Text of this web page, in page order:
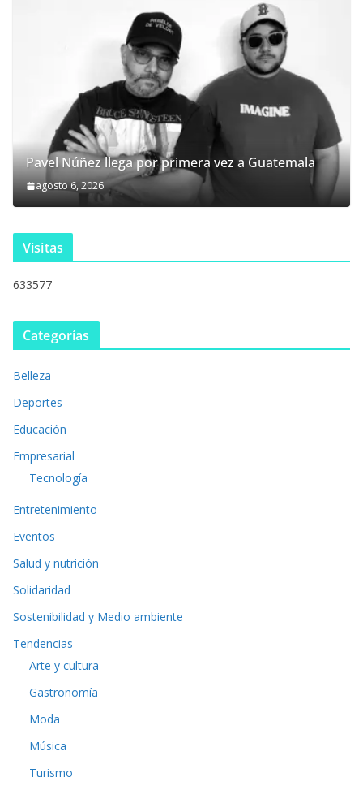
Pavel Núñez llega por primera vez a Guatemala
agosto 6, 2026
Visitas
633577
Categorías
Belleza
Deportes
Educación
Empresarial
Tecnología
Entretenimiento
Eventos
Salud y nutrición
Solidaridad
Sostenibilidad y Medio ambiente
Tendencias
Arte y cultura
Gastronomía
Moda
Música
Turismo